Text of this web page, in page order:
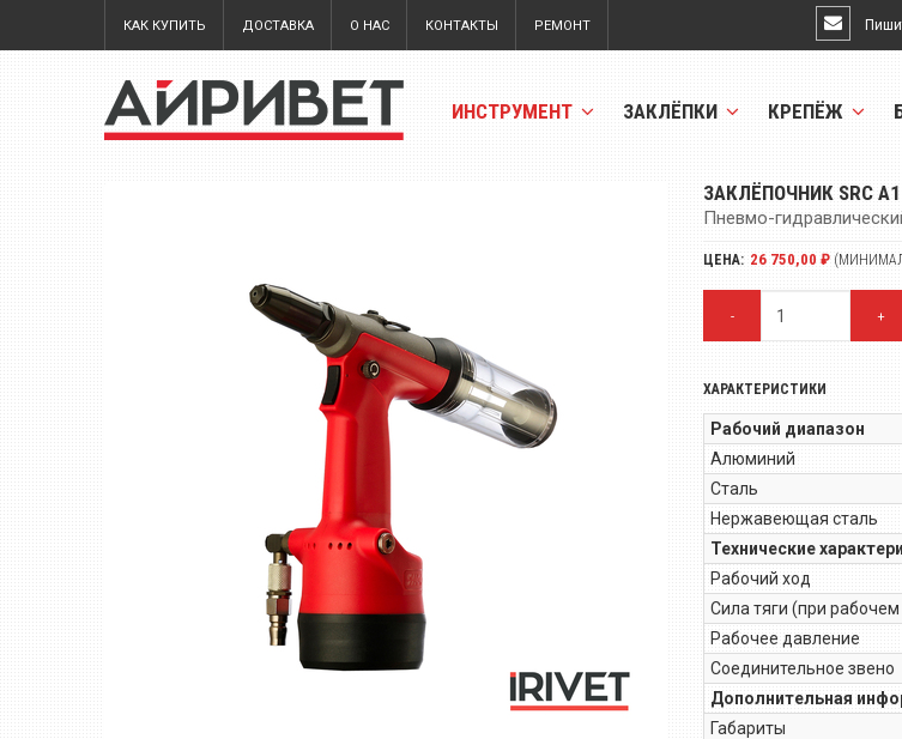
КАК КУПИТЬ ДОСТАВКА О НАС КОНТАКТЫ РЕМОНТ
ИНСТРУМЕНТ ЗАКЛЁПКИ КРЕПЁЖ
ЗАКЛЁПОЧНИК SRC A1
Пневмо-
ЦЕНА: 26 750,00 ₽
- +
ХАРАКТЕРИСТИКИ
Рабочий диапазон
Алюминий
Сталь
Нержавеющая сталь
Технические
Рабочий ход
Сила тяги (при
Рабочее давление
Соединительное звено
Дополнительная
Габариты